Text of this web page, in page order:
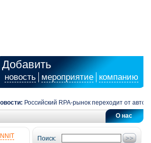
Добавить
новость мероприятие компанию
Российский RPA-рынок переходит от
О нас
Поиск: